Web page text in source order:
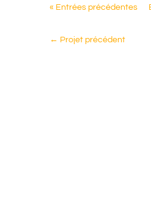
« Entrées précédentes
← Projet précédent